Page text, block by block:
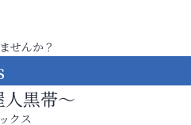
せんか？
黒帯～
クス